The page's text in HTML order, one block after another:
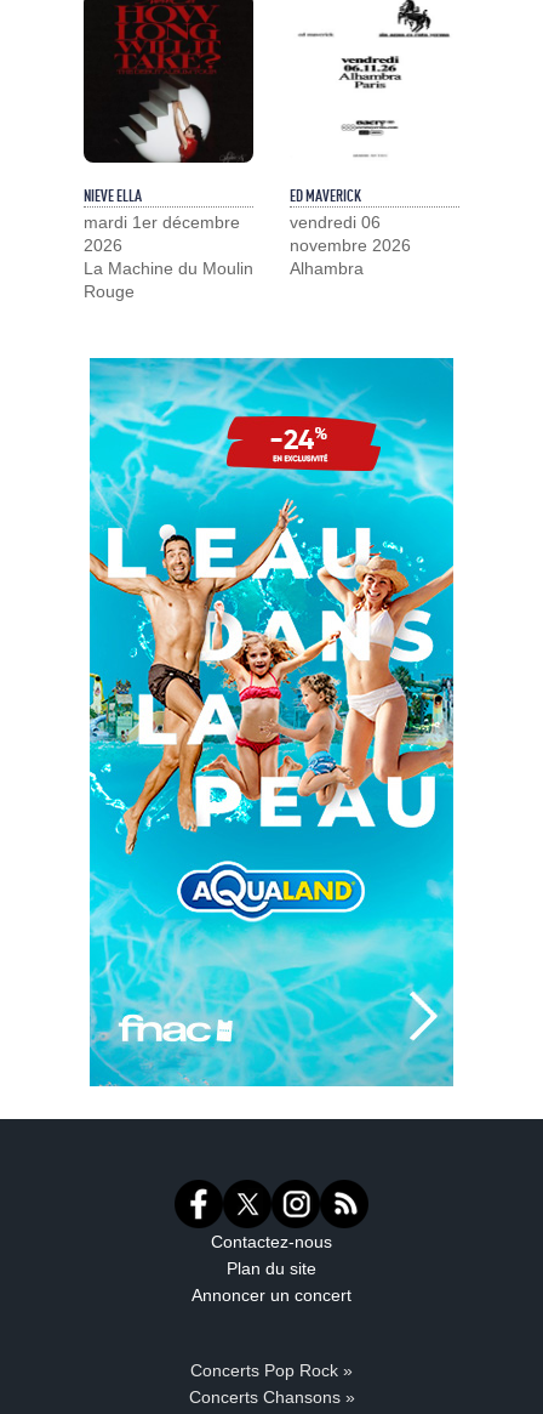
NIEVE ELLA
mardi 1er décembre
2026
La Machine du Moulin
Rouge
ED MAVERICK
vendredi 06
novembre 2026
Alhambra
Contactez-nous
Plan du site
Annoncer un concert
Concerts Pop Rock »
Concerts Chansons »